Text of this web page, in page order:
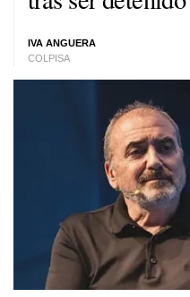
IVA ANGUERA
COLPISA